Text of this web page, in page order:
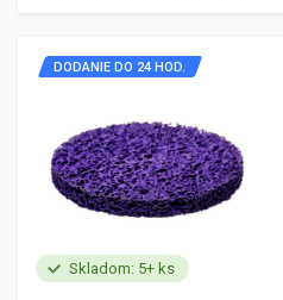
Skladom: 5+ ks
DODANIE DO 24 HOD.